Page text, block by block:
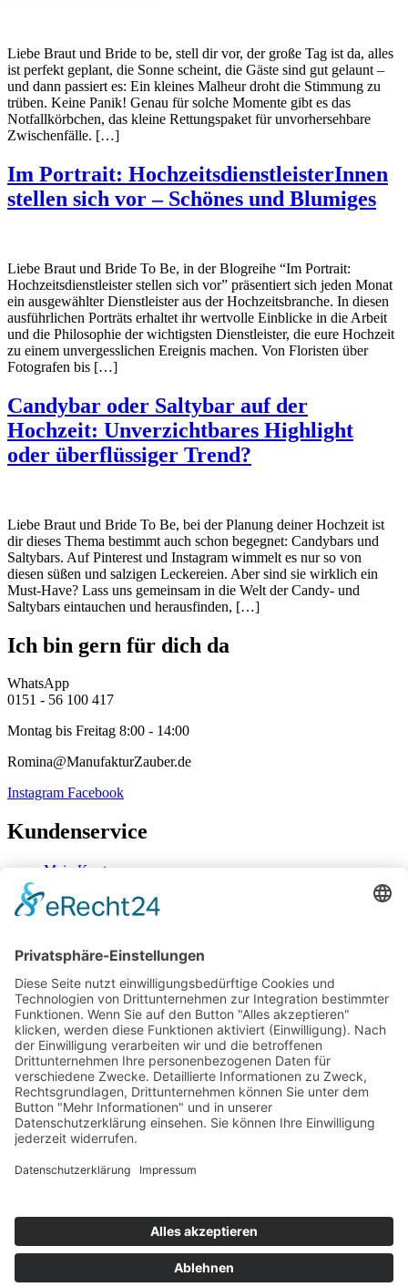
Liebe Braut und Bride to be, stell dir vor, der große Tag ist da, alles
ist perfekt geplant, die Sonne scheint, die Gäste sind gut gelaunt –
und dann passiert es: Ein kleines Malheur droht die Stimmung zu
trüben. Keine Panik! Genau für solche Momente gibt es das
Notfallkörbchen, das kleine Rettungspaket für unvorhersehbare
Zwischenfälle. […]
Im Portrait: HochzeitsdienstleisterInnen
stellen sich vor – Schönes und Blumiges
Liebe Braut und Bride To Be, in der Blogreihe “Im Portrait:
Hochzeitsdienstleister stellen sich vor” präsentiert sich jeden Monat
ein ausgewählter Dienstleister aus der Hochzeitsbranche. In diesen
ausführlichen Porträts erhaltet ihr wertvolle Einblicke in die Arbeit
und die Philosophie der wichtigsten Dienstleister, die eure Hochzeit
zu einem unvergesslichen Ereignis machen. Von Floristen über
Fotografen bis […]
Candybar oder Saltybar auf der
Hochzeit: Unverzichtbares Highlight
oder überflüssiger Trend?
Liebe Braut und Bride To Be, bei der Planung deiner Hochzeit ist
dir dieses Thema bestimmt auch schon begegnet: Candybars und
Saltybars. Auf Pinterest und Instagram wimmelt es nur so von
diesen süßen und salzigen Leckereien. Aber sind sie wirklich ein
Must-Have? Lass uns gemeinsam in die Welt der Candy- und
Saltybars eintauchen und herausfinden, […]
Ich bin gern für dich da
WhatsApp
0151 - 56 100 417
Montag bis Freitag 8:00 - 14:00
Romina@ManufakturZauber.de
Instagram Facebook
Kundenservice
Mein Konto
Zahlung & Versand
Widerrufsbelehrung
Mein Konto
Kontakt
Zahlung & Versand
Widerrufsbelehrung
Vertrag Widerrufen
Informationen
Über Mich
Impressum
AGB
Datenschutzerklärung
Impressum
Mein Konto